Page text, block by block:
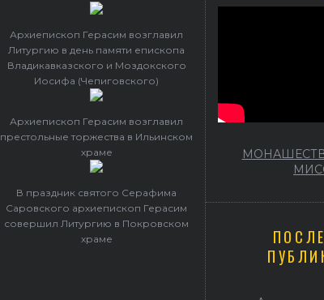
Архиепископ Герасим возглавил престольные
Архиепископ Герасим возглавил
Литургию в день памяти епископа
Владикавказского и Моздокского
Иосифа (Чепиговского)
Архиепископ Герасим возглавил
престольные торжества в Ильинском
храме
В праздник святого Серафима
Саровского архиепископ Герасим
совершил Литургию в Покровском
храме